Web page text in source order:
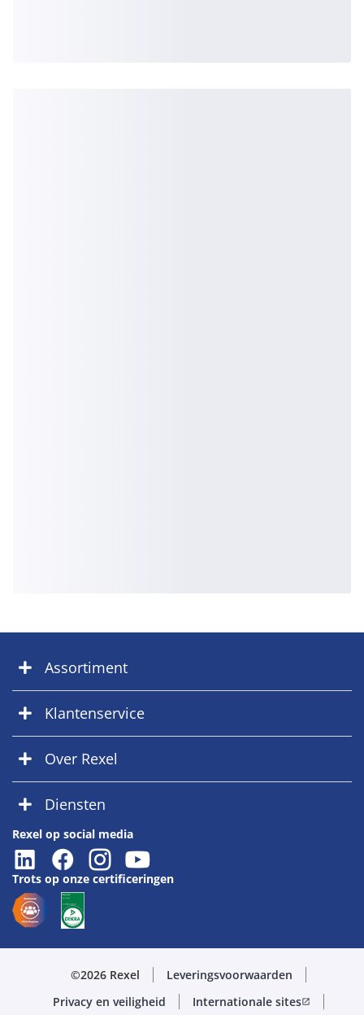
Assortiment
Klantenservice
Over Rexel
Diensten
Rexel op social media
Trots op onze certificeringen
©2026 Rexel
Leveringsvoorwaarden
Privacy en veiligheid
Internationale sitesopen_in_new